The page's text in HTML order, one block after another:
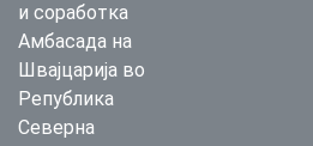
и соработка
Амбасада на
Швајцарија во
Република
Северна